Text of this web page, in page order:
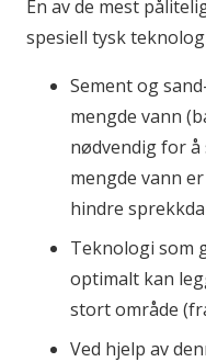
En av de mest
spesiell tysk
Sement og
mengde vann
nødvendig for
mengde vann
hindre
Teknologi som
optimalt kan
stort område
Ved hjelp av